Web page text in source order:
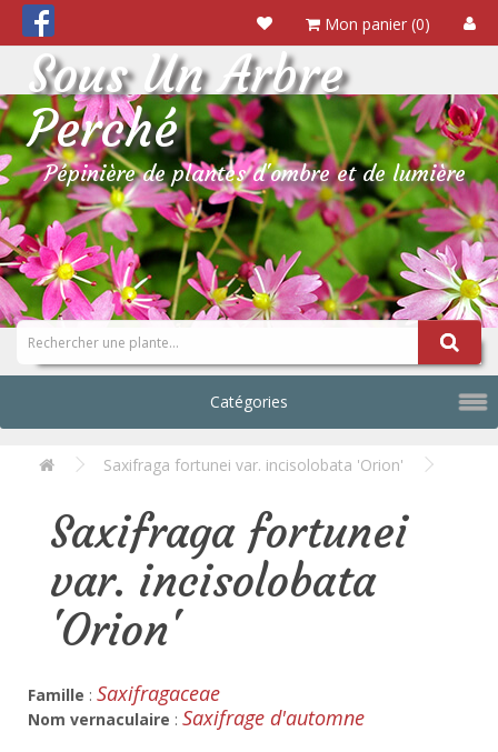
Mon panier (0)
Sous Un Arbre
Perché
Pépinière de plantes d'ombre et de lumière
Catégories
Saxifraga fortunei var. incisolobata 'Orion'
Saxifraga fortunei
var. incisolobata
'Orion'
Famille : Saxifragaceae
Nom vernaculaire : Saxifrage d'automne